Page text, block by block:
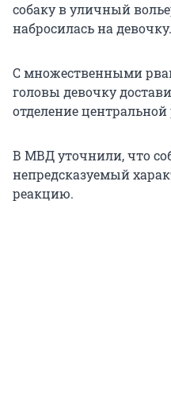
собаку в уличный
набросилась на девочку.
С множественными
головы девочку
отделение
В МВД уточнили, что
непредсказуемый
реакцию.